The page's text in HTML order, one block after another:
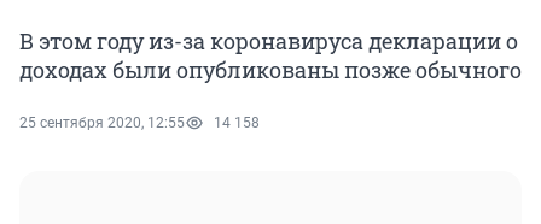
В этом году из-за коронавируса декларации о
доходах были опубликованы позже обычного
25 сентября 2020, 12:55 14 158